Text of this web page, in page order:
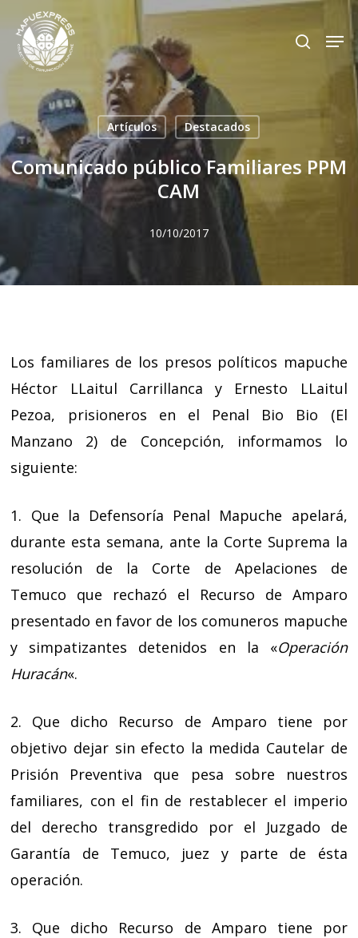
Skip
main
content
search
Artículos Destacados
Comunicado público Familiares PPM
CAM
10/10/2017
Los familiares de los presos políticos mapuche
Héctor LLaitul Carrillanca y Ernesto LLaitul
Pezoa, prisioneros en el Penal Bio Bio (El
Manzano 2) de Concepción, informamos lo
siguiente:
1. Que la Defensoría Penal Mapuche apelará,
durante esta semana, ante la Corte Suprema la
resolución de la Corte de Apelaciones de
Temuco que rechazó el Recurso de Amparo
presentado en favor de los comuneros mapuche
y simpatizantes detenidos en la «Operación
Huracán«.
2. Que dicho Recurso de Amparo tiene por
objetivo dejar sin efecto la medida Cautelar de
Prisión Preventiva que pesa sobre nuestros
familiares, con el fin de restablecer el imperio
del derecho transgredido por el Juzgado de
Garantía de Temuco, juez y parte de ésta
operación.
3. Que dicho Recurso de Amparo tiene por
Close
Menu